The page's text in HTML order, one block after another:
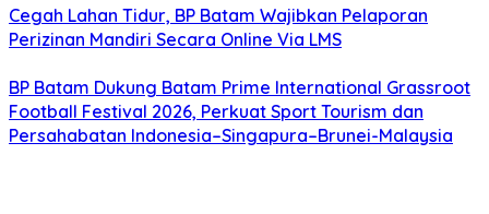
Cegah Lahan Tidur, BP Batam Wajibkan Pelaporan
Perizinan Mandiri Secara Online Via LMS
BP Batam Dukung Batam Prime International Grassroot
Football Festival 2026, Perkuat Sport Tourism dan
Persahabatan Indonesia–Singapura–Brunei-Malaysia